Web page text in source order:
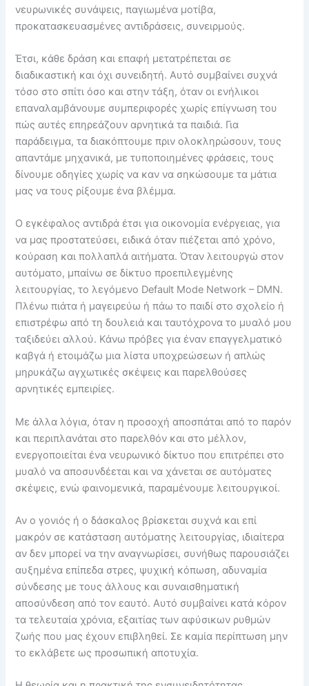
νευρωνικές συνάψεις, παγιωμένα μοτίβα,
προκατασκευασμένες αντιδράσεις, συνειρμούς.
Έτσι, κάθε δράση και επαφή μετατρέπεται σε
διαδικαστική και όχι συνειδητή. Αυτό συμβαίνει συχνά
τόσο στο σπίτι όσο και στην τάξη, όταν οι ενήλικοι
επαναλαμβάνουμε συμπεριφορές χωρίς επίγνωση του
πώς αυτές επηρεάζουν αρνητικά τα παιδιά. Για
παράδειγμα, τα διακόπτουμε πριν ολοκληρώσουν, τους
απαντάμε μηχανικά, με τυποποιημένες φράσεις, τους
δίνουμε οδηγίες χωρίς να καν να σηκώσουμε τα μάτια
μας να τους ρίξουμε ένα βλέμμα.
Ο εγκέφαλος αντιδρά έτσι για οικονομία ενέργειας, για
να μας προστατεύσει, ειδικά όταν πιέζεται από χρόνο,
κούραση και πολλαπλά αιτήματα. Όταν λειτουργώ στον
αυτόματο, μπαίνω σε δίκτυο προεπιλεγμένης
λειτουργίας, το λεγόμενο Default Mode Network – DMN.
Πλένω πιάτα ή μαγειρεύω ή πάω το παιδί στο σχολείο ή
επιστρέφω από τη δουλειά και ταυτόχρονα το μυαλό μου
ταξιδεύει αλλού. Κάνω πρόβες για έναν επαγγελματικό
καβγά ή ετοιμάζω μια λίστα υποχρεώσεων ή απλώς
μηρυκάζω αγχωτικές σκέψεις και παρελθούσες
αρνητικές εμπειρίες.
Με άλλα λόγια, όταν η προσοχή αποσπάται από το παρόν
και περιπλανάται στο παρελθόν και στο μέλλον,
ενεργοποιείται ένα νευρωνικό δίκτυο που επιτρέπει στο
μυαλό να αποσυνδέεται και να χάνεται σε αυτόματες
σκέψεις, ενώ φαινομενικά, παραμένουμε λειτουργικοί.
Αν ο γονιός ή ο δάσκαλος βρίσκεται συχνά και επί
μακρόν σε κατάσταση αυτόματης λειτουργίας, ιδιαίτερα
αν δεν μπορεί να την αναγνωρίσει, συνήθως παρουσιάζει
αυξημένα επίπεδα στρες, ψυχική κόπωση, αδυναμία
σύνδεσης με τους άλλους και συναισθηματική
αποσύνδεση από τον εαυτό. Αυτό συμβαίνει κατά κόρον
τα τελευταία χρόνια, εξαιτίας των αφύσικων ρυθμών
ζωής που μας έχουν επιβληθεί. Σε καμία περίπτωση μην
το εκλάβετε ως προσωπική αποτυχία.